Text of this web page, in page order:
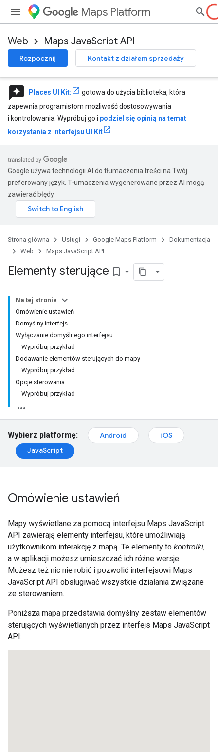
Maps Platform
Web Maps JavaScript API
Rozpocznij Kontakt z działem sprzedaży
reviews Places UI Kit:
gotowa do użycia biblioteka, która
zapewnia programistom możliwość dostosowywania
i kontrolowania. Wypróbuj go i podziel się opinią na temat
korzystania z interfejsu UI Kit
.
Google używa technologii AI do tłumaczenia treści na Twój
preferowany język. Tłumaczenia wygenerowane przez AI mogą
zawierać błędy.
Strona główna Usługi Google Maps Platform
Dokumentacja
Web
Maps JavaScript API
Elementy sterujące bookmark_border
Na tej stronie
Omówienie ustawień
Domyślny interfejs
Wyłączanie domyślnego interfejsu
Wypróbuj przykład
Dodawanie elementów sterujących do mapy
Wypróbuj przykład
Opcje sterowania
Wypróbuj przykład
Wybierz platformę: Android
iOS
JavaScript
Omówienie ustawień
Mapy wyświetlane za pomocą interfejsu Maps JavaScript
API zawierają elementy interfejsu, które umożliwiają
użytkownikom interakcję z mapą. Te elementy to kontrolki,
a w aplikacji możesz umieszczać ich różne wersje.
Możesz też nic nie robić i pozwolić interfejsowi Maps
JavaScript API obsługiwać wszystkie działania związane
ze sterowaniem.
Poniższa mapa przedstawia domyślny zestaw elementów
sterujących wyświetlanych przez interfejs Maps JavaScript
API: